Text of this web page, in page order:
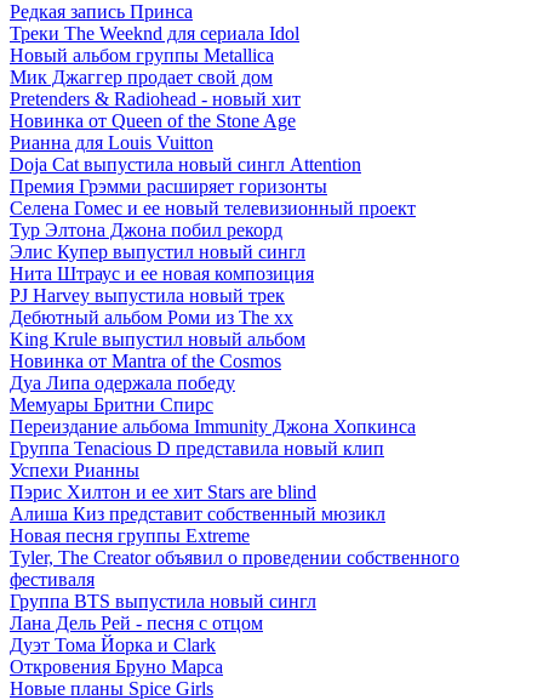
Редкая запись Принса
Треки The Weeknd для сериала Idol
Новый альбом группы Metallica
Мик Джаггер продает свой дом
Pretenders & Radiohead - новый хит
Новинка от Queen of the Stone Age
Рианна для Louis Vuitton
Doja Cat выпустила новый сингл Attention
Премия Грэмми расширяет горизонты
Селена Гомес и ее новый телевизионный проект
Тур Элтона Джона побил рекорд
Элис Купер выпустил новый сингл
Нита Штраус и ее новая композиция
PJ Harvey выпустила новый трек
Дебютный альбом Роми из The xx
King Krule выпустил новый альбом
Новинка от Mantra of the Cosmos
Дуа Липа одержала победу
Мемуары Бритни Спирс
Переиздание альбома Immunity Джона Хопкинса
Группа Tenacious D представила новый клип
Успехи Рианны
Пэрис Хилтон и ее хит Stars are blind
Алиша Киз представит собственный мюзикл
Новая песня группы Extreme
Tyler, The Creator объявил о проведении собственного
фестиваля
Группа BTS выпустила новый сингл
Лана Дель Рей - песня с отцом
Дуэт Тома Йорка и Clark
Откровения Бруно Марса
Новые планы Spice Girls